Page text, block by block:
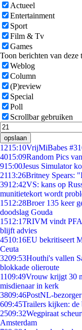
Actueel
Entertainment
Sport
Film & Tv
Games
Toon berichten van deze
Weblog
Column
(P)review
Special
Poll
Scrollbar gebruiken
opslaan
1215:10VrijMiBabes
4015:09Random Pics
915:00Jesus Simulator
2113:26Britney Spears:
3912:42VS: kans op
munitietekort wordt
1512:28Broer 135 keer
doodslag Gouda
1512:17RIVM vindt
blijft advies
4510:16EU bekritiseert
Ceuta
3209:53Houthi's vallen
blokkade olieroute
1109:49Vrouw krijgt 30
misdienaar in kerk
3809:46PostNL-
609:45Trailers kijken: de
2509:32Wegpiraat
Amsterdam